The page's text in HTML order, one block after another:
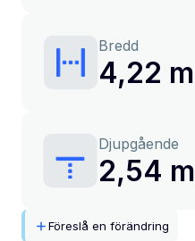
Bredd
4,22 m
Djupgående
2,54 m
Föreslå en förändring